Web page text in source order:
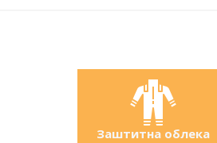
Заштитна облека